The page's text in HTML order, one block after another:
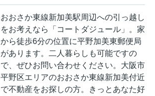
おおさか東線新加美駅周辺への引っ越し
をお考えなら「コートダジュール」。家
から徒歩6分の位置に平野加美東郵便局
があります。二人暮らしも可能ですの
で、ぜひお問い合わせください。大阪市
平野区エリアのおおさか東線新加美付近
で不動産をお探しの方。きっとあなた好